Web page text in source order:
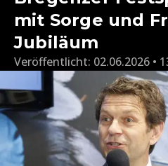
mit Sorge und
Jubiläum
Veröffentlicht: 02.06.2026 •